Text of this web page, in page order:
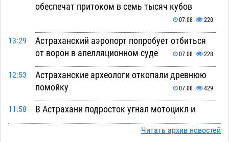
обеспечат притоком в семь тысяч кубов
07.08 220
13:29
Астраханский аэропорт попробует отбиться
от ворон в апелляционном суде
07.08 228
12:53
Астраханские археологи откопали древнюю
помойку
07.08 429
11:58
В Астрахани подросток угнал мотоцикл и
похитил чужие мобильник с банковскими
07.08 255
Читать архив новостей